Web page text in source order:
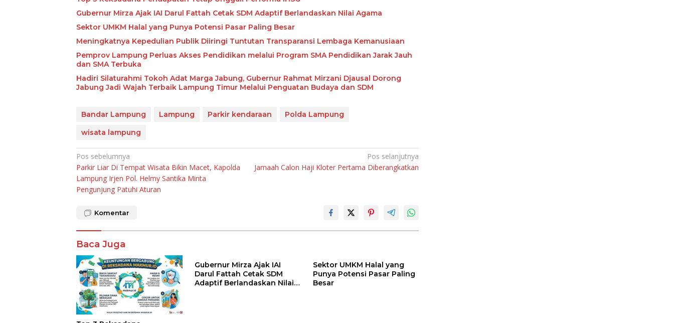
Gubernur Mirza Ajak IAI Darul Fattah Cetak SDM Adaptif Berlandaskan Nilai Agama
Sektor UMKM Halal yang Punya Potensi Pasar Paling Besar
Meningkatnya Kepedulian Publik Diiringi Tuntutan Transparansi Lembaga Kemanusiaan
Pemprov Lampung Perluas Akses Pendidikan melalui Program SMA Pendidikan Jarak Jauh
dan SMA Terbuka
Hadiri Silaturahmi Tokoh Adat Marga Jabung, Gubernur Rahmat Mirzani Djausal Dorong
Jabung Jadi Wajah Terbaik Lampung Timur Melalui Penguatan Budaya dan SDM
Bandar Lampung Lampung Parkir kendaraan
Polda Lampung
wisata lampung
Navigasi
pos
Pos sebelumnya
Parkir Liar Di Tempat Wisata Bikin Macet, Kapolda
Lampung Irjen Pol. Helmy Santika Minta
Pengunjung Patuhi Aturan
Pos selanjutnya
Jamaah Calon Haji Kloter Pertama Diberangkatkan
Komentar
Baca Juga
Gubernur Mirza Ajak IAI
Darul Fattah Cetak SDM
Adaptif Berlandaskan Nilai
Sektor UMKM Halal yang
Punya Potensi Pasar Paling
Besar